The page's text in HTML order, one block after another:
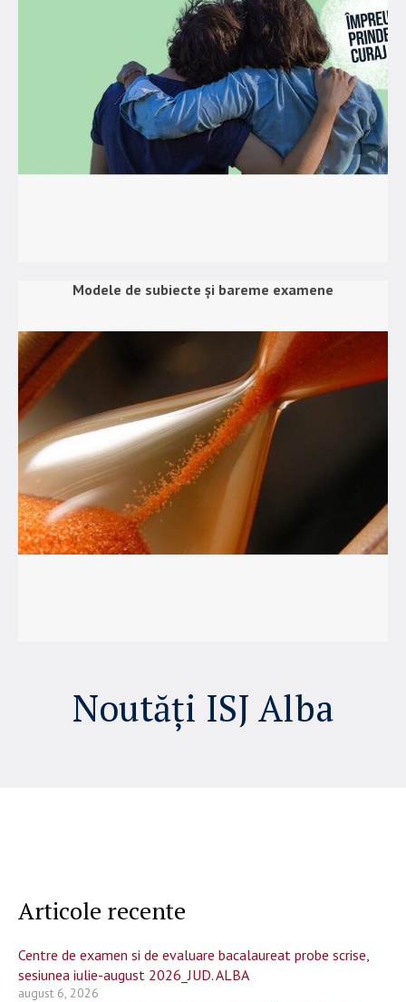
Modele de subiecte și bareme examene
Noutăți ISJ Alba
Articole recente
Centre de examen si de evaluare bacalaureat probe scrise,
sesiunea iulie-august 2026_JUD. ALBA
august 6, 2026